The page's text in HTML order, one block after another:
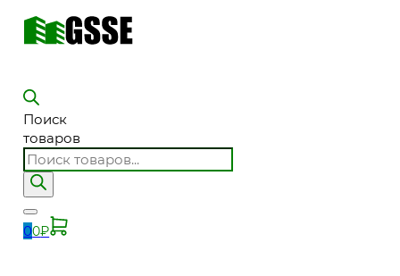
Поиск
товаров
00₽